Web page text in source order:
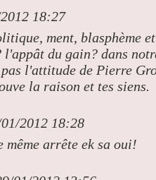
18:27
ment, blasphème
du gain? dans
l'attitude de Pierre
la raison et tes siens.
2012 18:28
même arrête ek sa oui!